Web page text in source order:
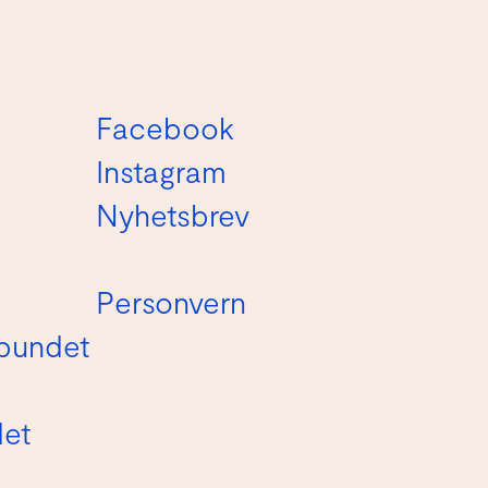
Facebook
Instagram
Nyhetsbrev
Personvern